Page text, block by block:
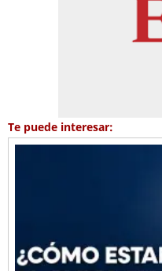
Te puede interesar: